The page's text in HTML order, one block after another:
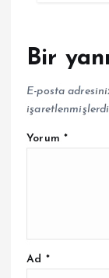
Bir
E-posta
Yorum *
Ad *